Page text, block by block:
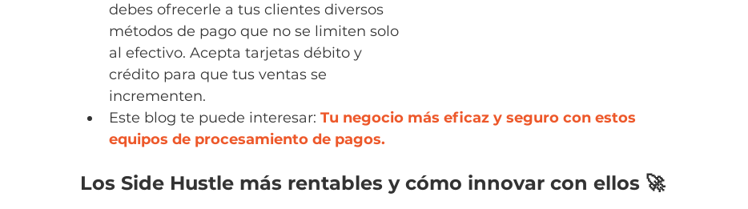
debes ofrecerle a tus clientes diversos
métodos de pago que no se limiten solo
al efectivo. Acepta tarjetas débito y
crédito para que tus ventas se
incrementen.
Este blog te puede interesar: Tu negocio más eficaz y seguro con estos
equipos de procesamiento de pagos.
Los Side Hustle más rentables y cómo innovar con ellos 🚀